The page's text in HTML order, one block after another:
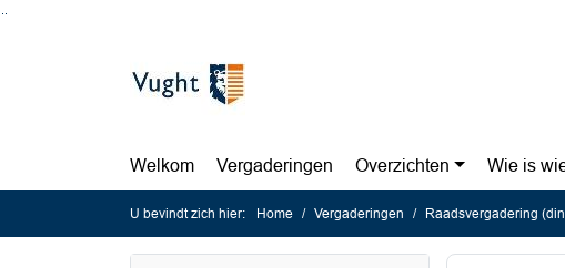
Welkom Vergaderingen Overzichten Wie is
U bevindt zich hier: Home Vergaderingen Raadsvergadering